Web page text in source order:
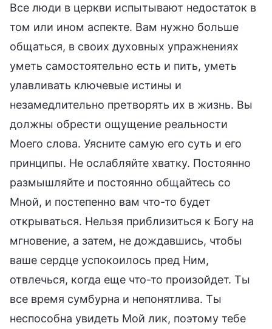
Все люди в церкви испытывают недостаток в
том или ином аспекте. Вам нужно больше
общаться, в своих духовных упражнениях
уметь самостоятельно есть и пить, уметь
улавливать ключевые истины и
незамедлительно претворять их в жизнь. Вы
должны обрести ощущение реальности
Моего слова. Уясните самую его суть и его
принципы. Не ослабляйте хватку. Постоянно
размышляйте и постоянно общайтесь со
Мной, и постепенно вам что-то будет
открываться. Нельзя приблизиться к Богу на
мгновение, а затем, не дождавшись, чтобы
ваше сердце успокоилось пред Ним,
отвлечься, когда еще что-то произойдет. Ты
все время сумбурна и непонятлива. Ты
неспособна увидеть Мой лик, поэтому тебе